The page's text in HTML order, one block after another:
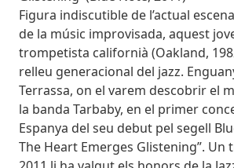
Body
Figura indiscutible de l’actual
de la músic improvisada, aquest
trompetista californià (Oakland,
relleu generacional del jazz.
Terrassa, on el varem descobrir el
la banda Tarbaby, en el primer
Espanya del seu debut pel segell
The Heart Emerges Glistening”. Un